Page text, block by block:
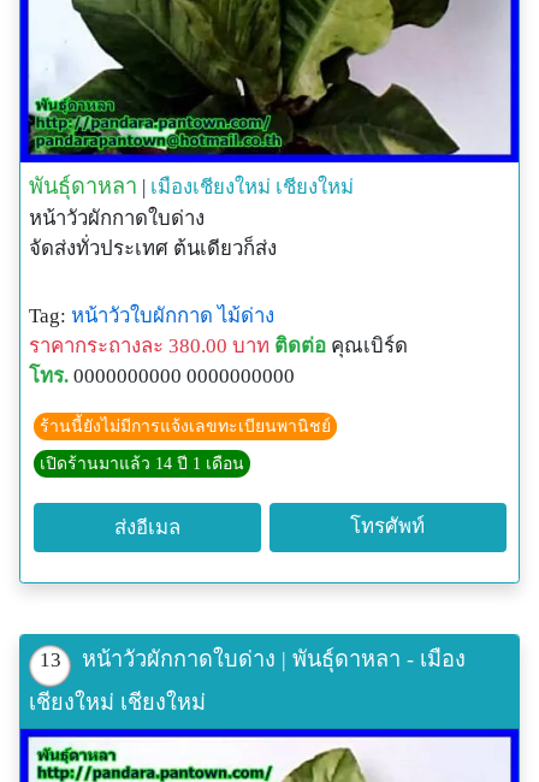
พันธุ์ดาหลา | เมืองเชียงใหม่ เชียงใหม่
หน้าวัวผักกาดใบด่าง
จัดส่งทั่วประเทศ ต้นเดียวก็ส่ง
Tag: หน้าวัวใบผักกาด ไม้ด่าง
ราคากระถางละ 380.00 บาท ติดต่อ คุณเบิร์ด
โทร. 0000000000 0000000000
ร้านนี้ยังไม่มีการแจ้งเลขทะเบียนพานิชย์
เปิดร้านมาแล้ว 14 ปี 1 เดือน
ส่งอีเมล โทรศัพท์
13
หน้าวัวผักกาดใบด่าง | พันธุ์ดาหลา - เมือง
เชียงใหม่ เชียงใหม่